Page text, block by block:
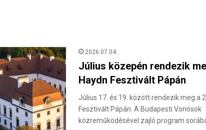
2026.07.04.
Július közepén rendezik
Haydn Fesztivált Pápán
Július 17. és 19. között rendezik meg a
Fesztivált Pápán. A Budapesti Vonósok
közreműködésével zajló program